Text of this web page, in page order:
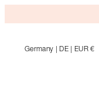
Germany | DE | EUR €